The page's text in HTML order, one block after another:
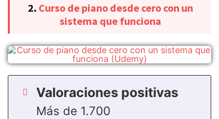
2. Curso de piano desde cero con un
sistema que funciona
Valoraciones positivas
Más de 1.700